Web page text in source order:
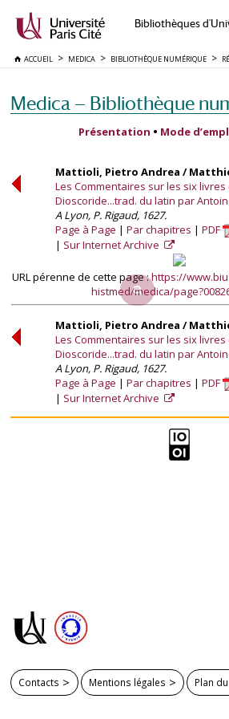
Bibliothèques
ACCUEIL MEDICA BIBLIOTHÈQUE NUMÉRIQUE
Medica — Bibliothèque
Présentation • Mode
Mattioli, Pietro Andrea /
Les Commentaires sur les six livres
Dioscoride...trad. du latin par
A Lyon, P. Rigaud, 1627.
Page à Page
Par chapitres
PDF
Sur Internet Archive
URL pérenne de cette page :https://
histmed/medica/
Mattioli, Pietro Andrea /
Les Commentaires sur les six livres
Dioscoride...trad. du latin par
A Lyon, P. Rigaud, 1627.
Page à Page
Par chapitres
PDF
Sur Internet Archive
Contacts Mentions légales Plan